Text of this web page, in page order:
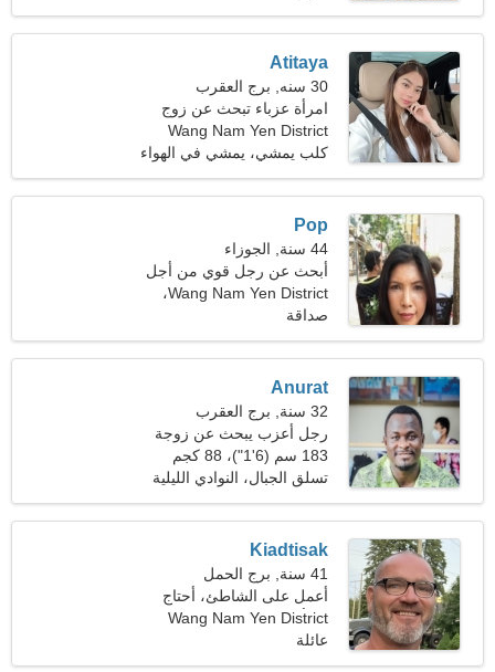
Atitaya
30 سنه, برج العقرب
امرأة عزباء تبحث عن زوج
Wang Nam Yen District
كلب يمشي، يمشي في الهواء
الطلق
Pop
44 سنة, الجوزاء
أبحث عن رجل قوي من أجل
المتعة
Wang Nam Yen District،
تايلاند
صداقة
Anurat
32 سنة, برج العقرب
رجل أعزب يبحث عن زوجة
183 سم (6'1")، 88 كجم
(194 رطلا)
تسلق الجبال، النوادي الليلية
Kiadtisak
41 سنة, برج الحمل
أعمل على الشاطئ، أحتاج
امرأة عاطفية
Wang Nam Yen District
عائلة